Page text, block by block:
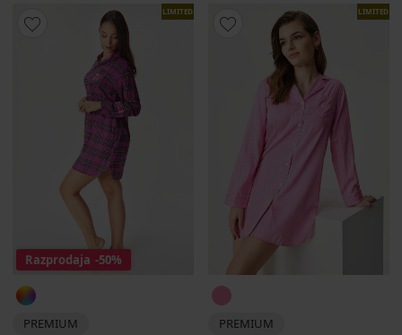
LIMITED
Razprodaja -50%
PREMIUM
LIMITED
PREMIUM